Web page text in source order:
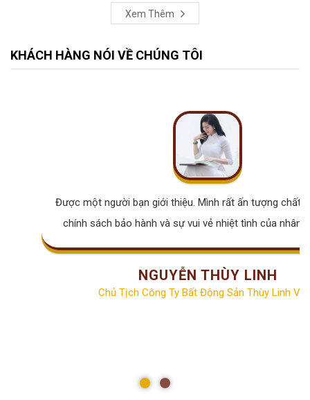
Xem Thêm
KHÁCH HÀNG NÓI VỀ CHÚNG TÔI
Được một người bạn giới thiệu. Mình rất ấn tượng chất
chính sách bảo hành và sự vui vẻ nhiệt tình của nhân
NGUYỄN THÙY LINH
Chủ Tịch Công Ty Bất Động Sản Thùy Linh